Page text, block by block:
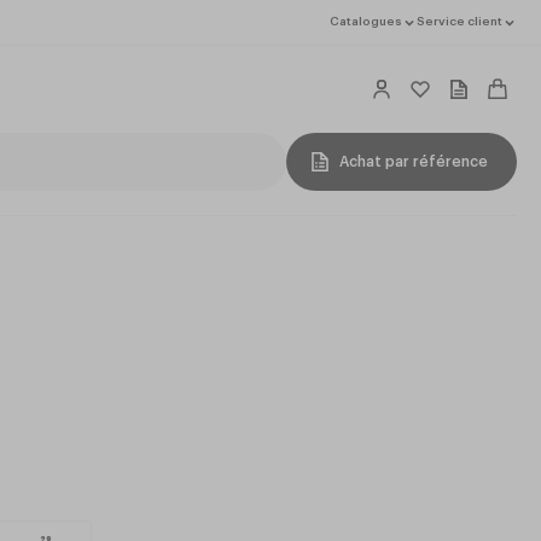
Catalogues Service client
Achat par référence